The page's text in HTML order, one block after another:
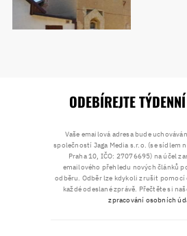
ODEBÍREJTE
Vaše emailová adresa bude
společností Jaga Media s.r.o. (se sídlem
Praha 10, IČO: 27076695) na účel
emailového přehledu nových článků
odběru. Odběr lze kdykoli zrušit pomocí
každé odeslané zprávě. Přečtěte si
zpracování osobních